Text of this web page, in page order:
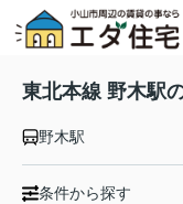
東北本線 野木駅
野木駅
条件から探す